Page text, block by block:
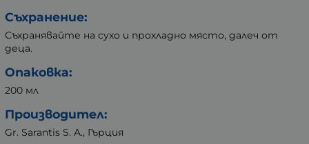
Съхранение:
Съхранявайте на сухо и прохладно място, далеч от
деца.
Опаковка:
200 мл
Производител:
Gr. Sarantis S. A., Гърция